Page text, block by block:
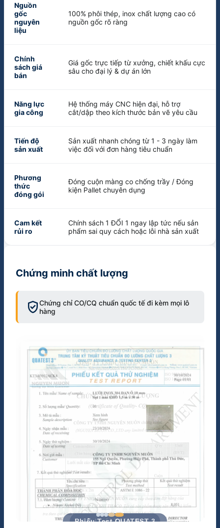
Nguồn
gốc
nguyên
liệu
100% phôi thép, inox chất lượng cao có
nguồn gốc rõ ràng
Chính
sách giá
bán
Giá gốc trực tiếp từ xưởng, chiết khấu cực
sâu cho đại lý & dự án lớn
Năng lực
gia công
Hệ thống máy CNC hiện đại, hỗ trợ
cắt/dập theo kích thước bản vẽ yêu cầu
Tiến độ
sản xuất
Sản xuất nhanh chóng từ 1 - 3 ngày làm
việc đối với đơn hàng tiêu chuẩn
Phương
thức
đóng gói
Đóng cuộn màng co chống trầy / Đóng
kiện Pallet chuyên dụng
Cam kết
rủi ro
Chính sách 1 ĐỔI 1 ngay lập tức nếu sản
phẩm sai quy cách hoặc lỗi nhà sản xuất
Chứng minh chất lượng
verified_userChứng chỉ CO/CQ chuẩn quốc tế đi kèm mọi lô
hàng
Chứng nhận ISO 9001:2015
Phiếu Test QUATEST 3